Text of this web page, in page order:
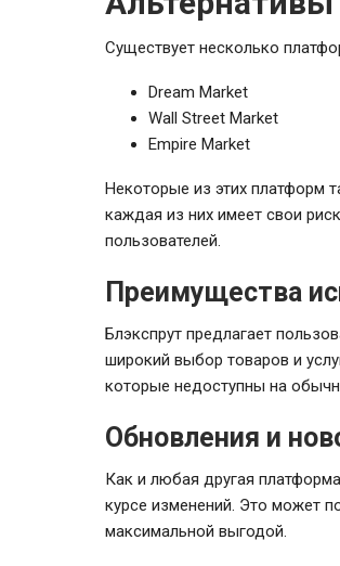
Существует несколько
Dream Market
Wall Street Market
Empire Market
Некоторые из этих платформ
каждая из них имеет свои
пользователей.
Преимущества
Блэкспрут предлагает
широкий выбор товаров и
которые недоступны на
Обновления и
Как и любая другая
курсе изменений. Это может
максимальной выгодой.